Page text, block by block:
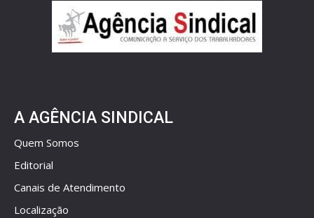
A AGÊNCIA SINDICAL
Quem Somos
Editorial
Canais de Atendimento
Localização